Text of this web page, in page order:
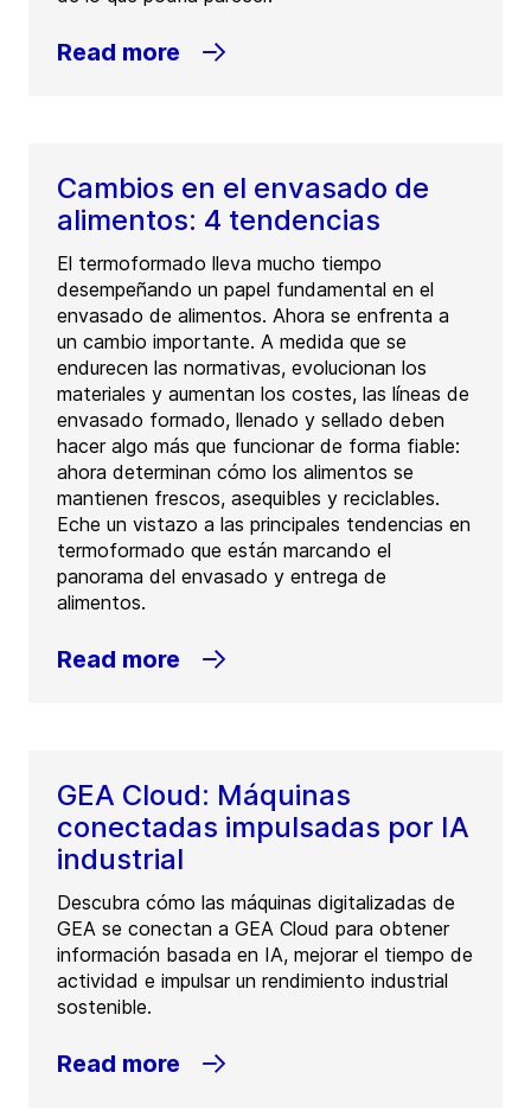
Read more
Cambios en el envasado de
alimentos: 4 tendencias
El termoformado lleva mucho tiempo
desempeñando un papel fundamental en el
envasado de alimentos. Ahora se enfrenta a
un cambio importante. A medida que se
endurecen las normativas, evolucionan los
materiales y aumentan los costes, las líneas de
envasado formado, llenado y sellado deben
hacer algo más que funcionar de forma fiable:
ahora determinan cómo los alimentos se
mantienen frescos, asequibles y reciclables.
Eche un vistazo a las principales tendencias en
termoformado que están marcando el
panorama del envasado y entrega de
alimentos.
Read more
GEA Cloud: Máquinas
conectadas impulsadas por IA
industrial
Descubra cómo las máquinas digitalizadas de
GEA se conectan a GEA Cloud para obtener
información basada en IA, mejorar el tiempo de
actividad e impulsar un rendimiento industrial
sostenible.
Read more